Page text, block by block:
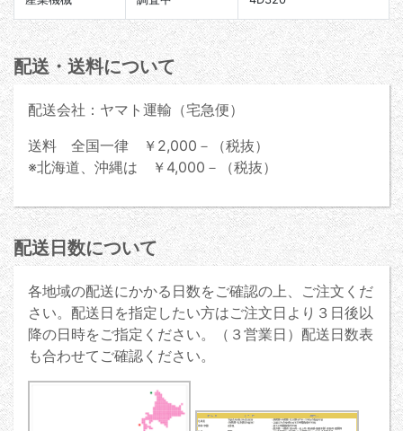
配送・送料について
配送会社：ヤマト運輸（宅急便）
送料 全国一律 ￥2,000－（税抜）
※北海道、沖縄は ￥4,000－（税抜）
配送日数について
各地域の配送にかかる日数をご確認の上、ご注文くだ
さい。配送日を指定したい方はご注文日より３日後以
降の日時をご指定ください。（３営業日）配送日数表
も合わせてご確認ください。